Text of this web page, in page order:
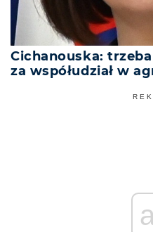
Cichanouska:
za współudział w